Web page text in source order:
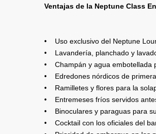
Ventajas de la Neptune Class
• Uso exclusivo del Neptune
• Lavandería, planchado y
• Champán y agua embotellada
• Edredones nórdicos de
• Ramilletes y flores para la
• Entremeses fríos servidos
• Binoculares y paraguas para
• Cocktail con los oficiales del